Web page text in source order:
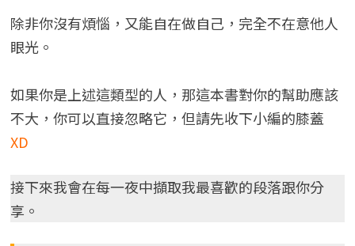
除非你沒有煩惱，又能自在做自己，完全不在意他人
眼光。
如果你是上述這類型的人，那這本書對你的幫助應該
不大，你可以直接忽略它，但請先收下小編的膝蓋
XD
接下來我會在每一夜中擷取我最喜歡的段落跟你分
享。